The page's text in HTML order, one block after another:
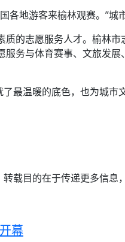
地游客来榆林观赛。”城
的志愿服务人才。榆林市
务与体育赛事、文旅发
最温暖的底色，也为城市
载目的在于传递更多信
幕